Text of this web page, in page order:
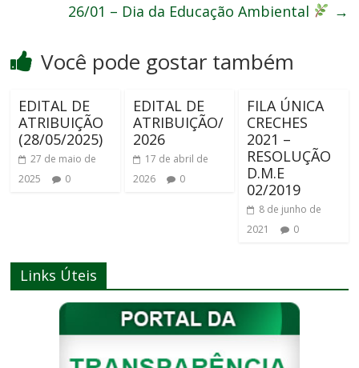
26/01 – Dia da Educação Ambiental →
Você pode gostar também
EDITAL DE
ATRIBUIÇÃO
(28/05/2025)
27 de maio de
2025
0
EDITAL DE
ATRIBUIÇÃO/
2026
17 de abril de
2026
0
FILA ÚNICA
CRECHES
2021 –
RESOLUÇÃO
D.M.E
02/2019
8 de junho de
2021
0
Links Úteis